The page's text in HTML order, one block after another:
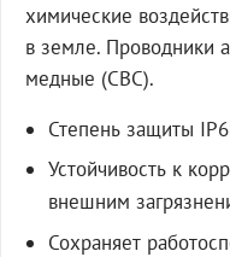
химические
в земле. Проводники
медные (СВС).
Степень защиты
Устойчивость к
внешним
Сохраняет